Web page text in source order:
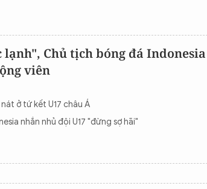
lạnh", Chủ tịch bóng đá Indonesia
viên
ở tứ kết U17 châu Á
nhắn nhủ đội U17 "đừng sợ hãi"